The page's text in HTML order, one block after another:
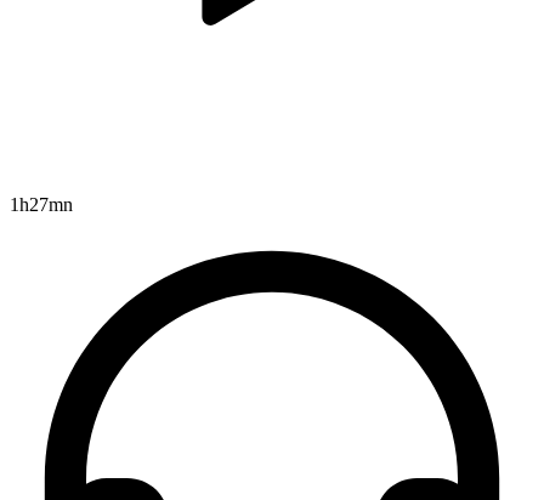
1h27mn